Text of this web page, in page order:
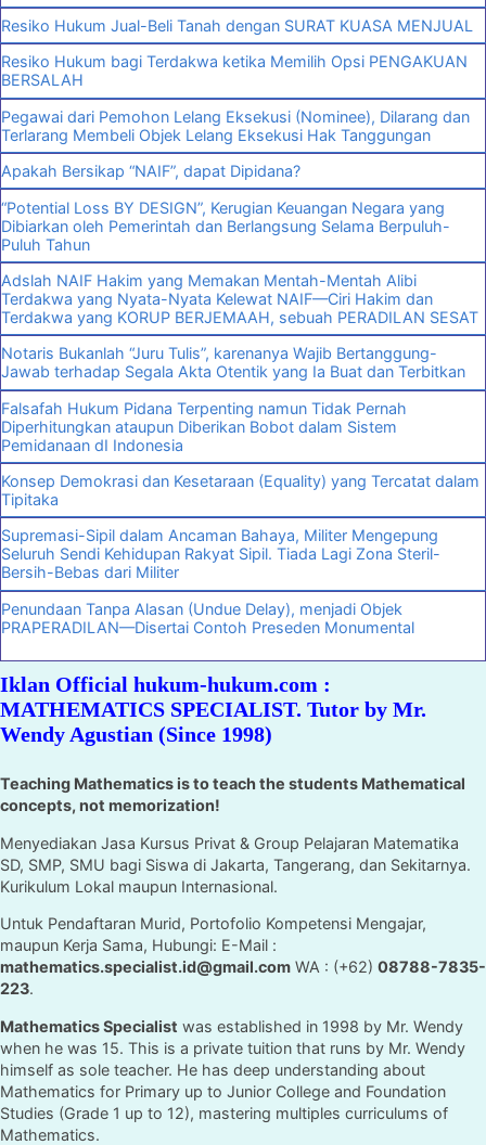
Resiko Hukum Jual-Beli Tanah dengan SURAT KUASA MENJUAL
Resiko Hukum bagi Terdakwa ketika Memilih Opsi PENGAKUAN
BERSALAH
Pegawai dari Pemohon Lelang Eksekusi (Nominee), Dilarang dan
Terlarang Membeli Objek Lelang Eksekusi Hak Tanggungan
Apakah Bersikap “NAIF”, dapat Dipidana?
“Potential Loss BY DESIGN”, Kerugian Keuangan Negara yang
Dibiarkan oleh Pemerintah dan Berlangsung Selama Berpuluh-
Puluh Tahun
Adslah NAIF Hakim yang Memakan Mentah-Mentah Alibi
Terdakwa yang Nyata-Nyata Kelewat NAIF—Ciri Hakim dan
Terdakwa yang KORUP BERJEMAAH, sebuah PERADILAN SESAT
Notaris Bukanlah “Juru Tulis”, karenanya Wajib Bertanggung-
Jawab terhadap Segala Akta Otentik yang Ia Buat dan Terbitkan
Falsafah Hukum Pidana Terpenting namun Tidak Pernah
Diperhitungkan ataupun Diberikan Bobot dalam Sistem
Pemidanaan dI Indonesia
Konsep Demokrasi dan Kesetaraan (Equality) yang Tercatat dalam
Tipitaka
Supremasi-Sipil dalam Ancaman Bahaya, Militer Mengepung
Seluruh Sendi Kehidupan Rakyat Sipil. Tiada Lagi Zona Steril-
Bersih-Bebas dari Militer
Penundaan Tanpa Alasan (Undue Delay), menjadi Objek
PRAPERADILAN—Disertai Contoh Preseden Monumental
Iklan Official hukum-hukum.com :
MATHEMATICS SPECIALIST. Tutor by Mr.
Wendy Agustian (Since 1998)
Teaching Mathematics is to teach the students Mathematical
concepts, not memorization!
Menyediakan Jasa Kursus Privat & Group Pelajaran Matematika
SD, SMP, SMU bagi Siswa di Jakarta, Tangerang, dan Sekitarnya.
Kurikulum Lokal maupun Internasional.
Untuk Pendaftaran Murid, Portofolio Kompetensi Mengajar,
maupun Kerja Sama, Hubungi: E-Mail :
mathematics.specialist.id@gmail.com WA : (+62) 08788-7835-
223.
Mathematics Specialist was established in 1998 by Mr. Wendy
when he was 15. This is a private tuition that runs by Mr. Wendy
himself as sole teacher. He has deep understanding about
Mathematics for Primary up to Junior College and Foundation
Studies (Grade 1 up to 12), mastering multiples curriculums of
Mathematics.